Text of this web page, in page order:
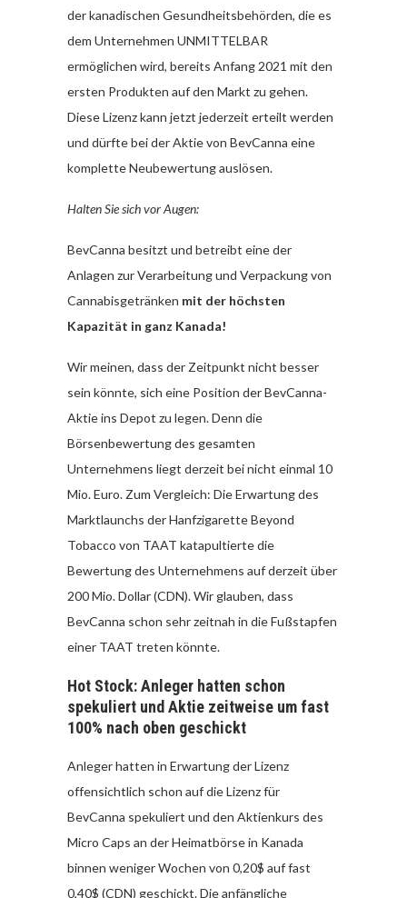
der kanadischen Gesundheitsbehörden, die es
dem Unternehmen UNMITTELBAR
ermöglichen wird, bereits Anfang 2021 mit den
ersten Produkten auf den Markt zu gehen.
Diese Lizenz kann jetzt jederzeit erteilt werden
und dürfte bei der Aktie von BevCanna eine
komplette Neubewertung auslösen.
Halten Sie sich vor Augen:
BevCanna besitzt und betreibt eine der
Anlagen zur Verarbeitung und Verpackung von
Cannabisgetränken mit der höchsten
Kapazität in ganz Kanada!
Wir meinen, dass der Zeitpunkt nicht besser
sein könnte, sich eine Position der BevCanna-
Aktie ins Depot zu legen. Denn die
Börsenbewertung des gesamten
Unternehmens liegt derzeit bei nicht einmal 10
Mio. Euro. Zum Vergleich: Die Erwartung des
Marktlaunchs der Hanfzigarette Beyond
Tobacco von TAAT katapultierte die
Bewertung des Unternehmens auf derzeit über
200 Mio. Dollar (CDN). Wir glauben, dass
BevCanna schon sehr zeitnah in die Fußstapfen
einer TAAT treten könnte.
Hot Stock: Anleger hatten schon
spekuliert und Aktie zeitweise um fast
100% nach oben geschickt
Anleger hatten in Erwartung der Lizenz
offensichtlich schon auf die Lizenz für
BevCanna spekuliert und den Aktienkurs des
Micro Caps an der Heimatbörse in Kanada
binnen weniger Wochen von 0,20$ auf fast
0,40$ (CDN) geschickt. Die anfängliche